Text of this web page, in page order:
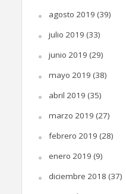
agosto 2019 (39)
julio 2019 (33)
junio 2019 (29)
mayo 2019 (38)
abril 2019 (35)
marzo 2019 (27)
febrero 2019 (28)
enero 2019 (9)
diciembre 2018 (37)